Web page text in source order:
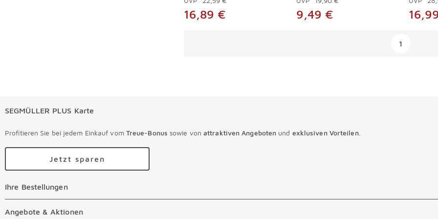
16,89 € 9,49 €
1
SEGMÜLLER PLUS Karte
Profitieren Sie bei jedem Einkauf vom Treue-Bonus sowie vonattraktiven Angeboten und exklusiven Vorteilen.
Jetzt sparen
Ihre Bestellungen Überspringen
Ihre Bestellungen
Angebote & Aktionen Überspringen
Angebote & Aktionen